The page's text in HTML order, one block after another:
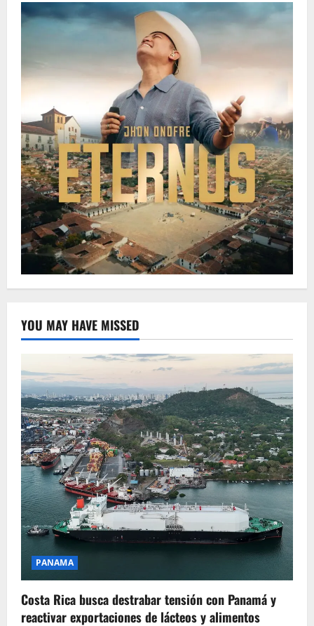
YOU MAY HAVE MISSED
PANAMA
Costa Rica busca destrabar tensión con Panamá y
reactivar exportaciones de lácteos y alimentos